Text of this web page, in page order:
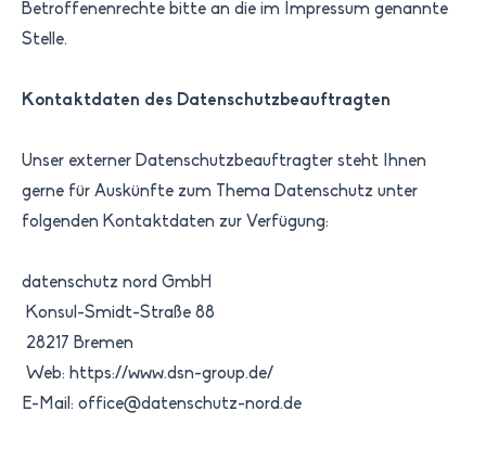
Betroffenenrechte bitte an die im Impressum genannte
Stelle.
Kontaktdaten des Datenschutzbeauftragten
Unser externer Datenschutzbeauftragter steht Ihnen
gerne für Auskünfte zum Thema Datenschutz unter
folgenden Kontaktdaten zur Verfügung:
datenschutz nord GmbH
Konsul-Smidt-Straße 88
28217 Bremen
Web: https://www.dsn-group.de/
E-Mail: office@datenschutz-nord.de